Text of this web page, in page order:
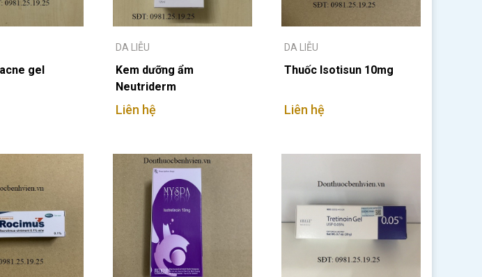
gel
DA LIỄU
Kem dưỡng ẩm
Neutriderm
Liên hệ
DA LIỄU
Thuốc Isotisun 10mg
Liên hệ